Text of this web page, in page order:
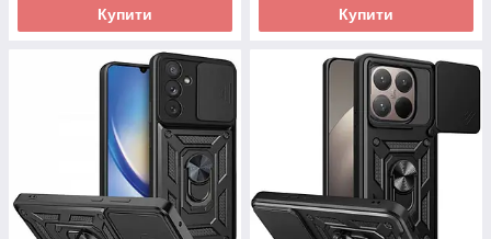
Купити Купити